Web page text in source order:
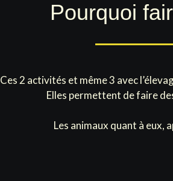
Pourquoi
Ces 2 activités et même 3 avec
Elles permettent de faire
Les animaux quant à eux,